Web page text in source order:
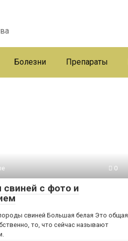
Болезни Препараты
0
с фото и
свиней Большая белая Это общая
то, что сейчас называют